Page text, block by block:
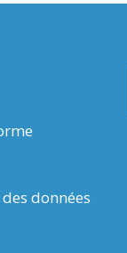
données